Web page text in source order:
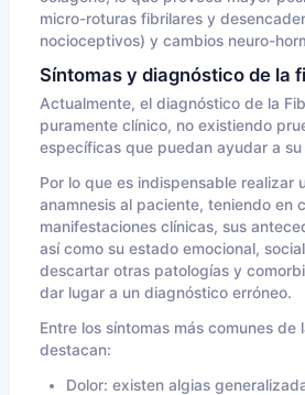
micro-roturas fibrilares y
nocioceptivos) y cambios neuro-
Síntomas y diagnóstico de la
Actualmente, el diagnóstico de la
puramente clínico, no existiendo
específicas que puedan ayudar a
Por lo que es indispensable realizar
anamnesis al paciente, teniendo en
manifestaciones clínicas, sus
así como su estado emocional,
descartar otras patologías y
dar lugar a un diagnóstico erróneo.
Entre los síntomas más comunes de
destacan:
Dolor: existen algias